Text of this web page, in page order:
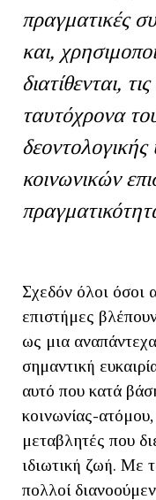
πραγματικές
και,
διατίθενται,
ταυτόχρονα
κοινωνικών
Σχεδόν όλοι όσοι
επιστήμες
ως μια
σημαντική
αυτό που κατά
κοινωνίας-ατόμου,
μεταβλητές που
ιδιωτική ζωή. Με
πολλοί